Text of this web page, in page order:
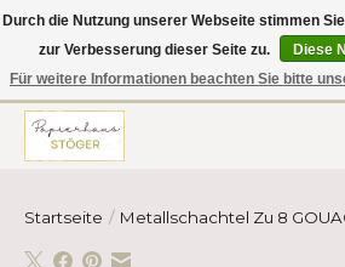
Hier finden Sie hochwertige Produkte im
Schreiben und vieles mehr! Erhalten Sie Ihre
Hause oder ins Büro geliefert!
Startseite / Metallschachtel Zu 8
Durch die Nutzung unserer Webseite stimmen
zur Verbesserung dieser Seite zu.
Diese
Für weitere Informationen beachten Sie bitte